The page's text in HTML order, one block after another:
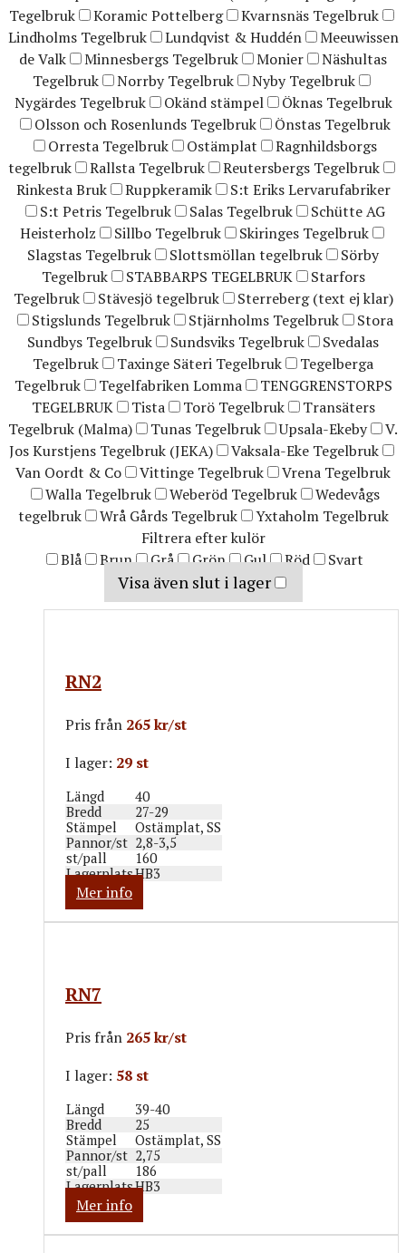
Tegelbruk
Koramic Pottelberg
Kvarnsnäs Tegelbruk
Lindholms Tegelbruk
Lundqvist & Huddén
Meeuwissen
de Valk
Minnesbergs Tegelbruk Monier
Näshultas
Tegelbruk
Norrby Tegelbruk
Nyby Tegelbruk
Nygärdes Tegelbruk
Okänd stämpel
Öknas Tegelbruk
Olsson och Rosenlunds Tegelbruk
Önstas Tegelbruk
Orresta Tegelbruk
Ostämplat
Ragnhildsborgs
tegelbruk
Rallsta Tegelbruk
Reutersbergs Tegelbruk
Rinkesta Bruk
Ruppkeramik
S:t Eriks Lervarufabriker
S:t Petris Tegelbruk
Salas Tegelbruk
Schütte AG
Heisterholz
Sillbo Tegelbruk
Skiringes Tegelbruk
Slagstas Tegelbruk
Slottsmöllan tegelbruk
Sörby
Tegelbruk
STABBARPS TEGELBRUK
Starfors
Tegelbruk
Stävesjö tegelbruk
Sterreberg (text ej klar)
Stigslunds Tegelbruk
Stjärnholms Tegelbruk
Stora
Sundbys Tegelbruk
Sundsviks Tegelbruk
Svedalas
Tegelbruk
Taxinge Säteri Tegelbruk
Tegelberga
Tegelbruk
Tegelfabriken Lomma
TENGGRENSTORPS
TEGELBRUK
Tista Torö Tegelbruk
Transäters
Tegelbruk (Malma)
Tunas Tegelbruk Upsala-Ekeby
V.
Jos Kurstjens Tegelbruk (JEKA)
Vaksala-Eke Tegelbruk
Van Oordt & Co
Vittinge Tegelbruk
Vrena Tegelbruk
Walla Tegelbruk
Weberöd Tegelbruk
Wedevågs
tegelbruk
Wrå Gårds Tegelbruk
Yxtaholm Tegelbruk
Filtrera efter kulör
Blå
Brun Grå Grön Gul Röd Svart
Visa även slut i lager
RN2
Pris från 265 kr/st
I lager: 29 st
Längd
40
Bredd
27-29
Stämpel
Ostämplat, SS
Pannor/st 2,8-3,5
st/pall
160
LagerplatsHB3
Mer info
RN7
Pris från 265 kr/st
I lager: 58 st
Längd
39-40
Bredd
25
Stämpel
Ostämplat, SS
Pannor/st 2,75
st/pall
186
LagerplatsHB3
Mer info